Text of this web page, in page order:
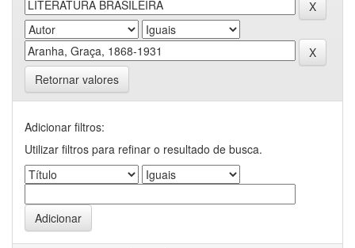
Retornar valores
Adicionar filtros:
Utilizar filtros para refinar o resultado de busca.